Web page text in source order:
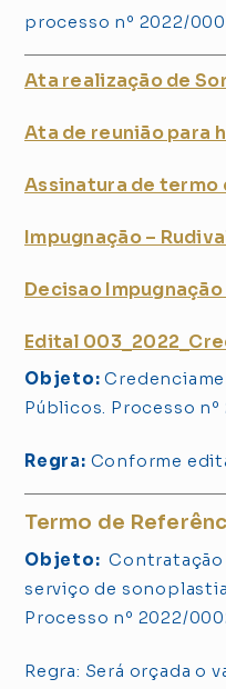
processo nº 2022/
Ata realização de
Ata de reunião para
Assinatura de termo
Impugnação –
Decisao
Edital
Objeto:
Públicos. Processo
Regra: Conforme
Termo de
Objeto: Contratação
serviço de
Processo nº 2022/
Regra: Será orçada o